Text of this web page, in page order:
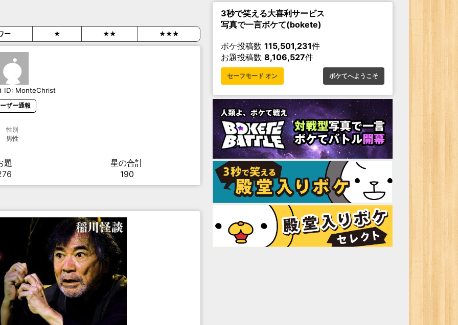
ー ★ ★★ ★★★
ID: MonteChrist
ザー通報
性別
男性
題
星の合計
190
3秒で笑える大喜利サービス
写真で一言ボケて(bokete)
ボケ投稿数 115,501,231件
お題投稿数 8,106,527件
セーフモード オン ボケてへようこそ